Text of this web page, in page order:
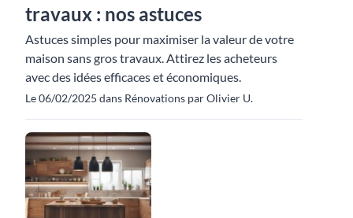
travaux : nos astuces
Astuces simples pour maximiser la valeur de votre
maison sans gros travaux. Attirez les acheteurs
avec des idées efficaces et économiques.
Le 06/02/2025 dans Rénovations par Olivier U.